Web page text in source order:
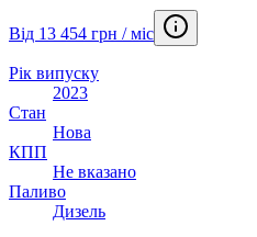
Від 13 454 грн / міс
Рік випуску
2023
Стан
Нова
КПП
Не вказано
Паливо
Дизель